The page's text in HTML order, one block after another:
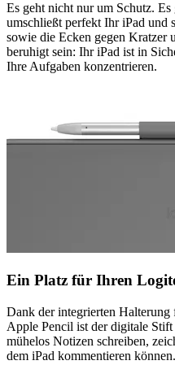
Es geht nicht nur um Schutz.
umschließt perfekt Ihr iPad und
sowie die Ecken gegen Kratzer
beruhigt sein: Ihr iPad ist in
Ihre Aufgaben konzentrieren.
Ein Platz für Ihren
Dank der integrierten
Apple Pencil ist der digitale
mühelos Notizen schreiben,
dem iPad kommentieren können.